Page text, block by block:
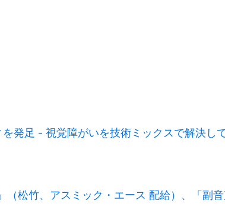
発足 - 視覚障がいを技術ミックスで解決し
松竹、アスミック・エース 配給）、「副